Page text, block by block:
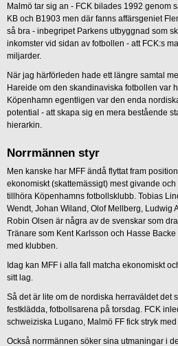
Malmö tar sig an - FCK bilades 1992 genom
KB och B1903 men där fanns affärsgeniet
så bra - inbegripet Parkens utbyggnad som
inkomster vid sidan av fotbollen - att FCK:s
miljarder.
När jag härförleden hade ett längre samtal
Hareide om den skandinaviska fotbollen var
Köpenhamn egentligen var den enda
potential - att skapa sig en mera bestående
hierarkin.
Norrmännen styr
Men kanske har MFF ändå flyttat fram
ekonomiskt (skattemässigt) mest givande
tillhöra Köpenhamns fotbollsklubb. Tobias
Wendt, Johan Wiland, Olof Mellberg, Ludwig
Robin Olsen är några av de svenskar som
Tränare som Kent Karlsson och Hasse
med klubben.
Idag kan MFF i alla fall matcha ekonomiskt
sitt lag.
Så det är lite om de nordiska herraväldet det
festklädda, fotbollsarena på torsdag. FCK
schweiziska Lugano, Malmö FF fick stryk med
Också norrmännen söker sina utmaningar i